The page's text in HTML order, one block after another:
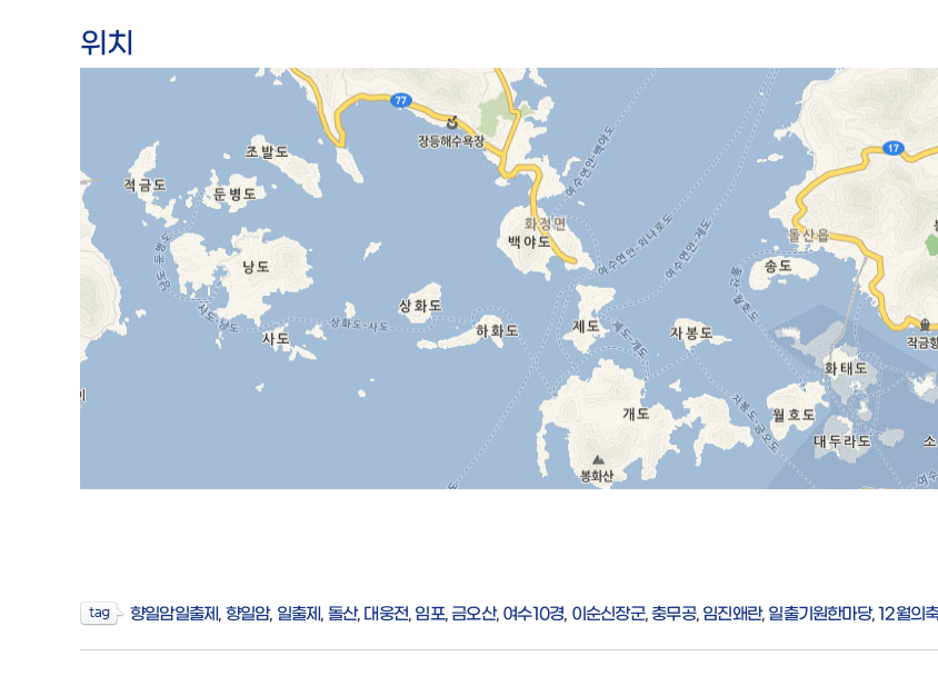
위치
향일암일출제 향일암, 일출제 돌산, 대웅전 임포,금오산, 여수10경 이순신장군,충무공, 임진왜란, 일출기원한마당,12월의